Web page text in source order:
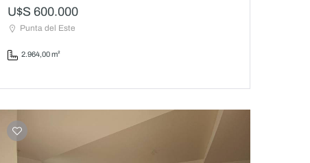
U$S 600.000
Punta del Este
2.964,00 m²